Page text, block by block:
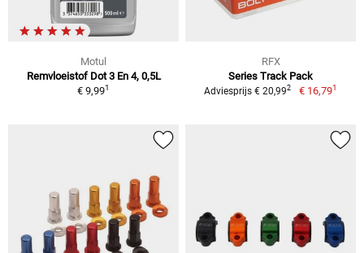
Motul
Remvloeistof Dot 3 En 4, 0,5L
€ 9,991
RFX
Series Track Pack
Adviesprijs € 20,992 € 16,791